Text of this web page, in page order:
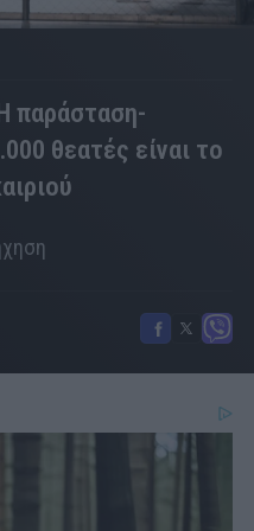
παράσταση-
θεατές είναι το